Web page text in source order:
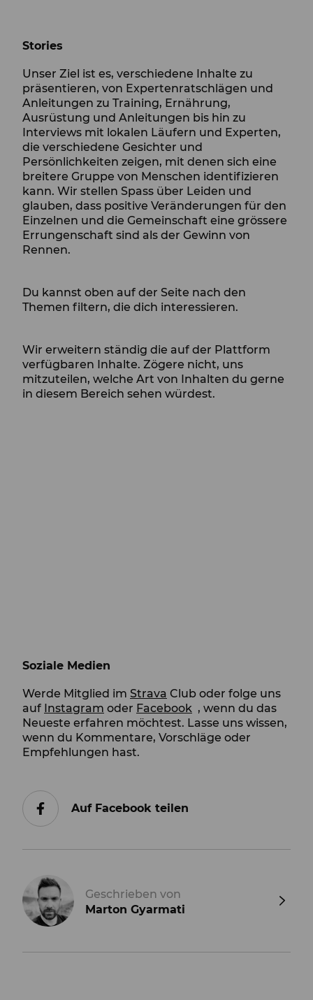
Stories
Unser Ziel ist es, verschiedene Inhalte zu
präsentieren, von Expertenratschlägen und
Anleitungen zu Training, Ernährung,
Ausrüstung und Anleitungen bis hin zu
Interviews mit lokalen Läufern und Experten,
die verschiedene Gesichter und
Persönlichkeiten zeigen, mit denen sich eine
breitere Gruppe von Menschen identifizieren
kann. Wir stellen Spass über Leiden und
glauben, dass positive Veränderungen für den
Einzelnen und die Gemeinschaft eine grössere
Errungenschaft sind als der Gewinn von
Rennen.
Du kannst oben auf der Seite nach den
Themen filtern, die dich interessieren.
Wir erweitern ständig die auf der Plattform
verfügbaren Inhalte. Zögere nicht, uns
mitzuteilen, welche Art von Inhalten du gerne
in diesem Bereich sehen würdest.
Soziale Medien
Werde Mitglied im Strava Club oder folge uns
auf Instagram oder Facebook , wenn du das
Neueste erfahren möchtest. Lasse uns wissen,
wenn du Kommentare, Vorschläge oder
Empfehlungen hast.
Auf Facebook teilen
Geschrieben von
Marton Gyarmati